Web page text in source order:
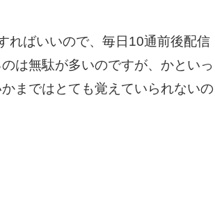
ればいいので、毎日10通前後配信
は無駄が多いのですが、かといっ
まではとても覚えていられないの